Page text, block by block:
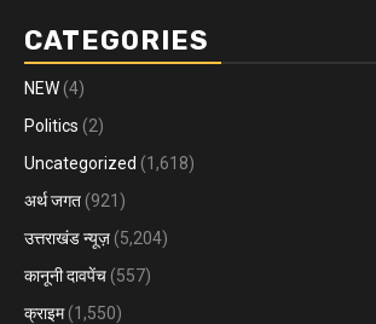
CATEGORIES
NEW (4)
Politics (2)
Uncategorized (1,618)
अर्थ जगत (921)
उत्तराखंड न्यूज़ (5,204)
कानूनी दावपेंच (557)
क्राइम(1,550)